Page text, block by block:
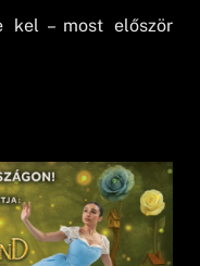
kel – most először